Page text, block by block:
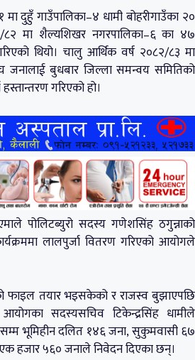
दुहुँ गाउँपालिका–४ धामी बोहरीगाउँका २०
८२ मा शैल्यशिखर नगरपालिका–६ का ४७
थियो। चालु आर्थिक वर्ष २०८२/८३ मा
जनालाई बुधबार जिल्ला समन्वय समितिको
गरिएको हो।
पोलिटब्युरो सदस्य गणेशसिंह ठगुन्नाको
लालपुर्जा वितरण गरिएको आयोगले
फाइल तयार भइसकेको र राजस्व बुझाएपछि
आयोगका सदस्यसचिव टिकेन्द्रसिंह धामीले
भूमिहीन दलित १४६ जना, सुकुमवासी ६७
हजार ५६० जनाले निवेदन दिएका छन्।